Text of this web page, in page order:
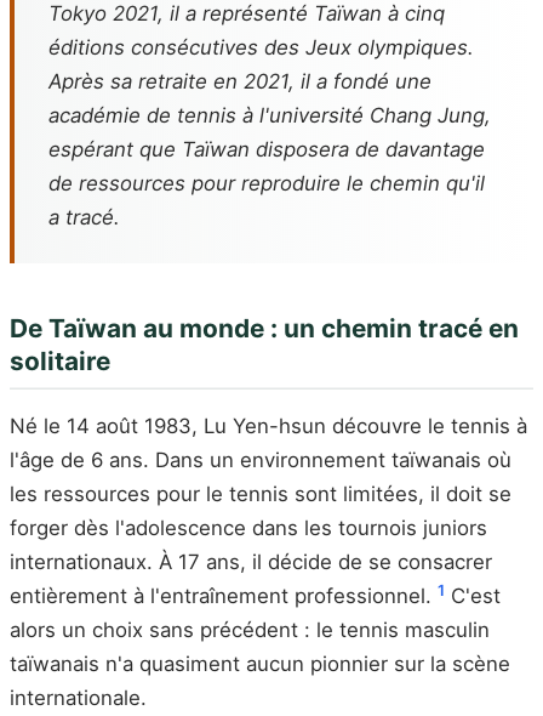
Tokyo 2021, il a représenté Taïwan à cinq
éditions consécutives des Jeux olympiques.
Après sa retraite en 2021, il a fondé une
académie de tennis à l'université Chang Jung,
espérant que Taïwan disposera de davantage
de ressources pour reproduire le chemin qu'il
a tracé.
De Taïwan au monde : un chemin tracé en
solitaire
Né le 14 août 1983, Lu Yen-hsun découvre le tennis à
l'âge de 6 ans. Dans un environnement taïwanais où
les ressources pour le tennis sont limitées, il doit se
forger dès l'adolescence dans les tournois juniors
internationaux. À 17 ans, il décide de se consacrer
entièrement à l'entraînement professionnel. 1 C'est
alors un choix sans précédent : le tennis masculin
taïwanais n'a quasiment aucun pionnier sur la scène
internationale.